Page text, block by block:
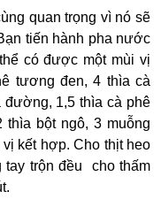
quan trọng vì nó sẽ
tiến hành pha nước
có được một mùi vị
tương đen, 4 thìa cà
1,5 thìa cà phê
thìa bột ngô, 3 muỗng
kết hợp. Cho thịt heo
tay trộn đều cho thấm